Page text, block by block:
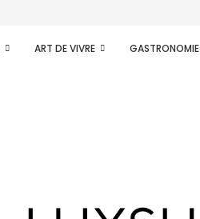
ART DE VIVRE GASTRONOMIE